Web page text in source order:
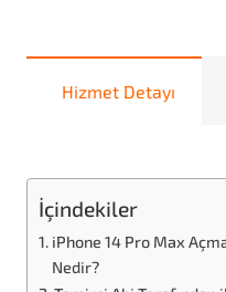
Hizmet Detayı
İçindekiler
iPhone 14 Pro Max
Nedir?